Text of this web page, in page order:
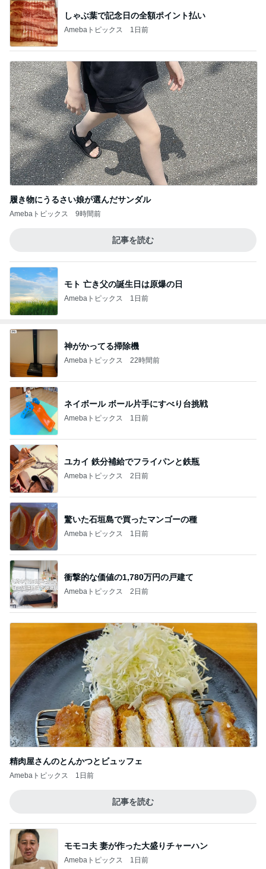
しゃぶ葉で記念日の全額ポイント払い
Amebaトピックス 1日前
履き物にうるさい娘が選んだサンダル
Amebaトピックス 9時間前
記事を読む
モト 亡き父の誕生日は原爆の日
Amebaトピックス 1日前
神がかってる掃除機
Amebaトピックス 22時間前
ネイボール ボール片手にすべり台挑戦
Amebaトピックス 1日前
ユカイ 鉄分補給でフライパンと鉄瓶
Amebaトピックス 2日前
驚いた石垣島で買ったマンゴーの種
Amebaトピックス 1日前
衝撃的な価値の1,780万円の戸建て
Amebaトピックス 2日前
精肉屋さんのとんかつとビュッフェ
Amebaトピックス 1日前
記事を読む
モモコ夫 妻が作った大盛りチャーハン
Amebaトピックス 1日前